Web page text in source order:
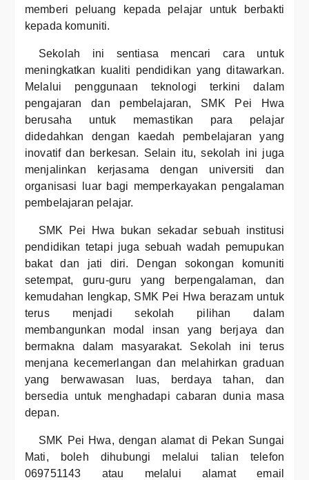
memberi peluang kepada pelajar untuk berbakti
kepada komuniti.
Sekolah ini sentiasa mencari cara untuk
meningkatkan kualiti pendidikan yang ditawarkan.
Melalui penggunaan teknologi terkini dalam
pengajaran dan pembelajaran, SMK Pei Hwa
berusaha untuk memastikan para pelajar
didedahkan dengan kaedah pembelajaran yang
inovatif dan berkesan. Selain itu, sekolah ini juga
menjalinkan kerjasama dengan universiti dan
organisasi luar bagi memperkayakan pengalaman
pembelajaran pelajar.
SMK Pei Hwa bukan sekadar sebuah institusi
pendidikan tetapi juga sebuah wadah pemupukan
bakat dan jati diri. Dengan sokongan komuniti
setempat, guru-guru yang berpengalaman, dan
kemudahan lengkap, SMK Pei Hwa berazam untuk
terus menjadi sekolah pilihan dalam
membangunkan modal insan yang berjaya dan
bermakna dalam masyarakat. Sekolah ini terus
menjana kecemerlangan dan melahirkan graduan
yang berwawasan luas, berdaya tahan, dan
bersedia untuk menghadapi cabaran dunia masa
depan.
SMK Pei Hwa, dengan alamat di Pekan Sungai
Mati, boleh dihubungi melalui talian telefon
069751143 atau melalui alamat email